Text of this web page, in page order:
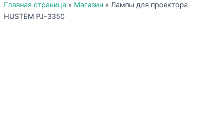
Главная страница » Магазин » Лампы для проектора
HUSTEM PJ-3350